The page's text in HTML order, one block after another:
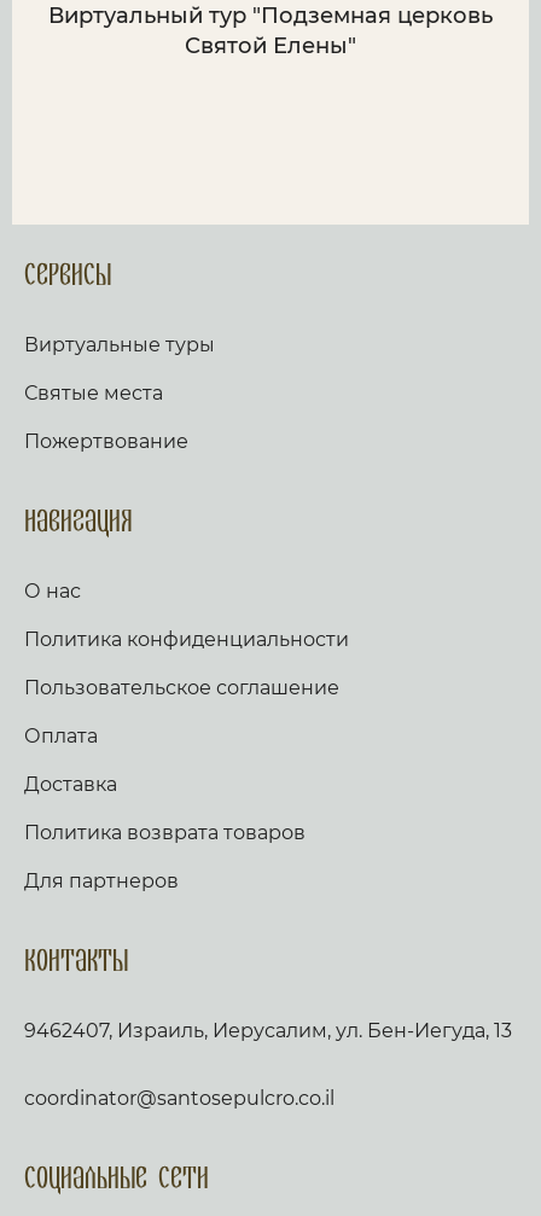
Виртуальный тур "Подземная церковь
Святой Елены"
Сервисы
Виртуальные туры
Святые места
Пожертвование
Навигация
О нас
Политика конфиденциальности
Пользовательское соглашение
Оплата
Доставка
Политика возврата товаров
Для партнеров
Контакты
9462407, Израиль, Иерусалим, ул. Бен-Иегуда, 13
coordinator@santosepulcro.co.il
Социальные сети